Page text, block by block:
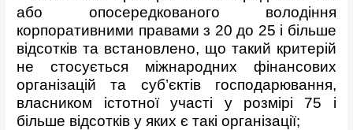
або опосередкованого володіння
корпоративними правами з 20 до 25 і більше
відсотків та встановлено, що такий критерій
не стосується міжнародних фінансових
організацій та суб’єктів господарювання,
власником істотної участі у розмірі 75 і
більше відсотків у яких є такі організації;